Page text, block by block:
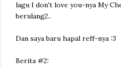
lagu I don't love you-nya My
berulang2..
Dan saya baru hapal reff-nya :3
Berita #2: